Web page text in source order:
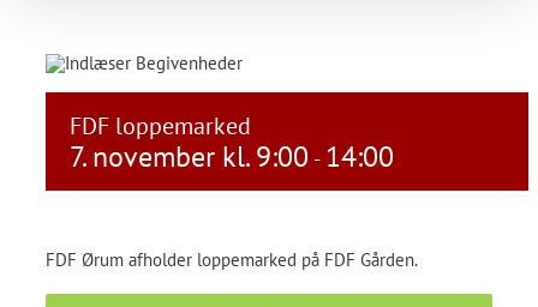
FDF loppemarked
7. november kl. 9:00 - 14:00
FDF Ørum afholder loppemarked på FDF Gården.